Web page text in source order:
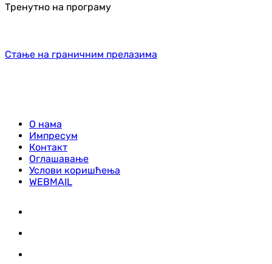
Тренутно на програму
Стање на граничним прелазима
О нама
Импресум
Контакт
Оглашавање
Услови коришћења
WEBMAIL